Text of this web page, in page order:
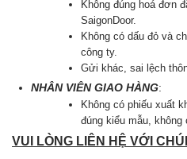
Không đúng hoá đơn
SaigonDoor.
Không có dấu đỏ và
công ty.
Gửi khác, sai lệch
NHÂN VIÊN GIAO HÀNG:
Không có phiếu xuất
đúng kiểu mẫu,
VUI LÒNG LIÊN HỆ VỚI